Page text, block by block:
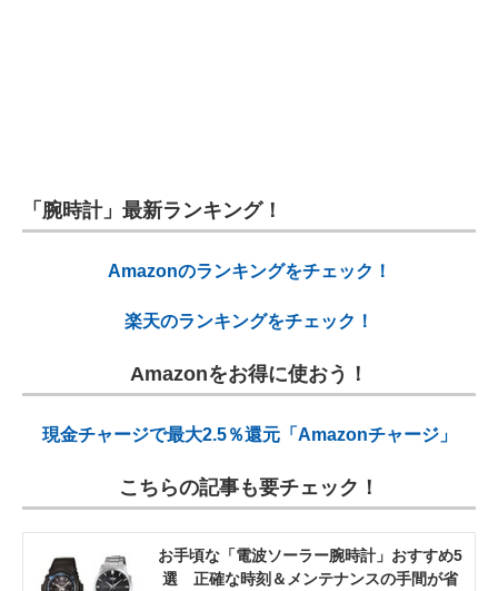
「腕時計」最新ランキング！
Amazonのランキングをチェック！
楽天のランキングをチェック！
Amazonをお得に使おう！
現金チャージで最大2.5％還元「Amazonチャージ」
こちらの記事も要チェック！
お手頃な「電波ソーラー腕時計」おすすめ5
選 正確な時刻＆メンテナンスの手間が省